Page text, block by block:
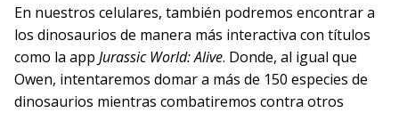
En nuestros celulares, también podremos encontrar a
los dinosaurios de manera más interactiva con títulos
como la app Jurassic World: Alive. Donde, al igual que
Owen, intentaremos domar a más de 150 especies de
dinosaurios mientras combatiremos contra otros